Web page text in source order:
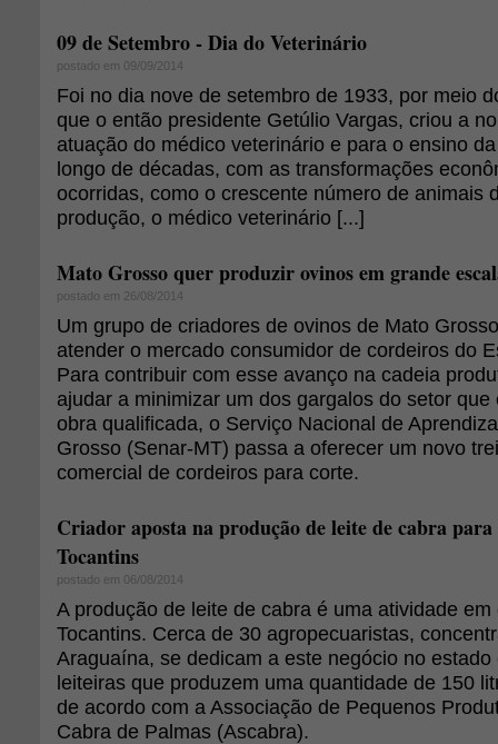
09 de Setembro - Dia do Veterinário
postado em 09/09/2014
Foi no dia nove de setembro de 1933, por meio
que o então presidente Getúlio Vargas, criou a
atuação do médico veterinário e para o ensino
longo de décadas, com as transformações
ocorridas, como o crescente número de animais
produção, o médico veterinário [...]
Mato Grosso quer produzir ovinos em grande
postado em 26/08/2014
Um grupo de criadores de ovinos de Mato
atender o mercado consumidor de cordeiros do
Para contribuir com esse avanço na cadeia
ajudar a minimizar um dos gargalos do setor
obra qualificada, o Serviço Nacional de
Grosso (Senar-MT) passa a oferecer um novo
comercial de cordeiros para corte.
Criador aposta na produção de leite de cabra
Tocantins
postado em 06/08/2014
A produção de leite de cabra é uma atividade
Tocantins. Cerca de 30 agropecuaristas,
Araguaína, se dedicam a este negócio no
leiteiras que produzem uma quantidade de 150
de acordo com a Associação de Pequenos
Cabra de Palmas (Ascabra).